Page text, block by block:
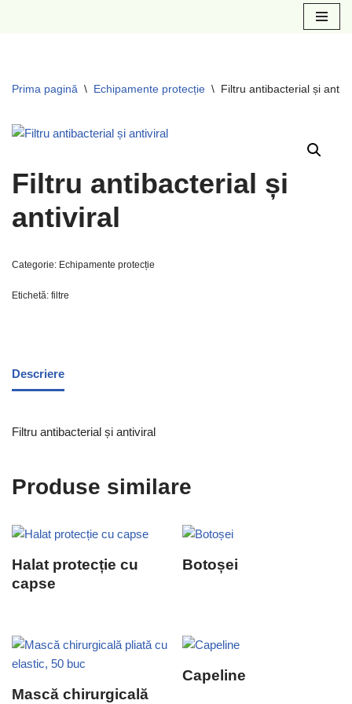
Prima pagină \ Echipamente protecție \ Filtru antibacterial și
Filtru antibacterial și
antiviral
Categorie: Echipamente protecție
Etichetă: filtre
Descriere
Filtru antibacterial și antiviral
Produse similare
Halat protecție cu
capse
Botoșei
Mască chirurgicală
Capeline